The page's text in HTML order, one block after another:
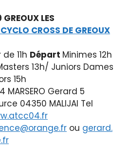
LES
CYCLO CROSS DE GREOUX
11h Départ Minimes 12h
13h/ Juniors Dames
15h
MARSERO Gerard 5
04350 MALIJAI Tel
ou gerard.